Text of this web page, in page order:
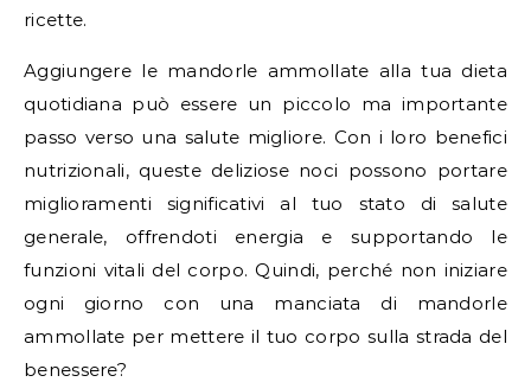
ricette.
Aggiungere le mandorle ammollate alla tua dieta
quotidiana può essere un piccolo ma importante
passo verso una salute migliore. Con i loro benefici
nutrizionali, queste deliziose noci possono portare
miglioramenti significativi al tuo stato di salute
generale, offrendoti energia e supportando le
funzioni vitali del corpo. Quindi, perché non iniziare
ogni giorno con una manciata di mandorle
ammollate per mettere il tuo corpo sulla strada del
benessere?